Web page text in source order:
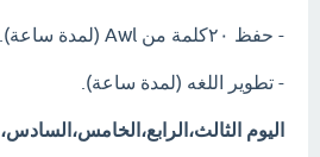
- حفظ ٢٠كلمة من Awl (لمدة ساعة).
- تطوير اللغه (لمدة ساعة).
اليوم